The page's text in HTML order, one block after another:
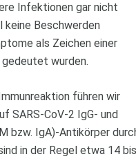
Infektionen gar nicht
keine Beschwerden
als Zeichen einer
gedeutet wurden.
führen wir
SARS-CoV-2 IgG- und
bzw. IgA)-Antikörper
in der Regel etwa 14 bis